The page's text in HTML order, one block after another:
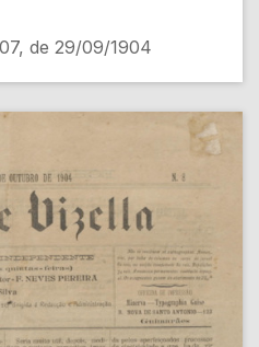
de 29/09/1904